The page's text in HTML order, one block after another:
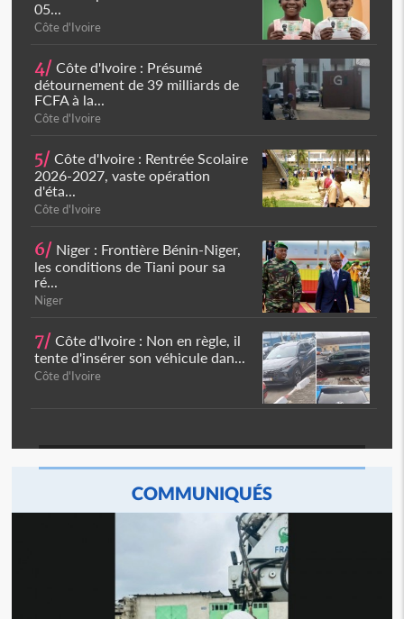
05...
Côte d'Ivoire
4/ Côte d'Ivoire : Présumé
détournement de 39 milliards de
FCFA à la...
Côte d'Ivoire
5/ Côte d'Ivoire : Rentrée Scolaire
2026-2027, vaste opération
d'éta...
Côte d'Ivoire
6/ Niger : Frontière Bénin-Niger,
les conditions de Tiani pour sa
ré...
Niger
7/ Côte d'Ivoire : Non en règle, il
tente d'insérer son véhicule dan...
Côte d'Ivoire
COMMUNIQUÉS